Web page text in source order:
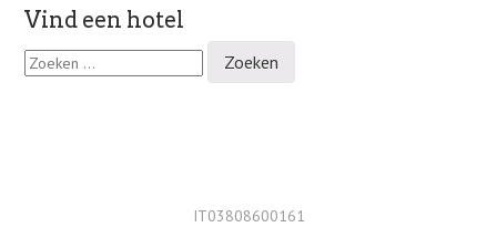
Vind een hotel
Z
o
IT03808600161